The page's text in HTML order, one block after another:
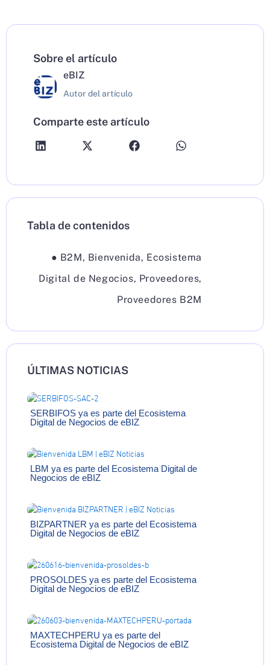
Sobre el artículo
eBIZ
Autor del artículo
Comparte este artículo
Tabla de contenidos
● B2M, Bienvenida, Ecosistema
Digital de Negocios, Proveedores,
Proveedores B2M
ÚLTIMAS NOTICIAS
SERBIFOS ya es parte del Ecosistema
Digital de Negocios de eBIZ
LBM ya es parte del Ecosistema Digital de
Negocios de eBIZ
BIZPARTNER ya es parte del Ecosistema
Digital de Negocios de eBIZ
PROSOLDES ya es parte del Ecosistema
Digital de Negocios de eBIZ
MAXTECHPERU ya es parte del
Ecosistema Digital de Negocios de eBIZ